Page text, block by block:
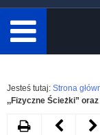
minimum
3
znaki.
Jesteś tutaj: Strona
,,Fizyczne Ścieżki”
Drukuj